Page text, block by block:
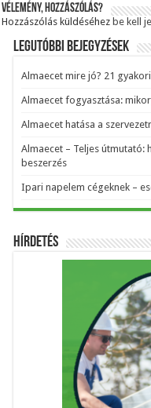
Vélemény, hozzászólás?
Hozzászólás küldéséhez be kell
Legutóbbi bejegyzések
Almaecet mire jó? 21
Almaecet fogyasztása:
Almaecet hatása a
Almaecet – Teljes útmutató:
beszerzés
Ipari napelem cégeknek –
Hírdetés